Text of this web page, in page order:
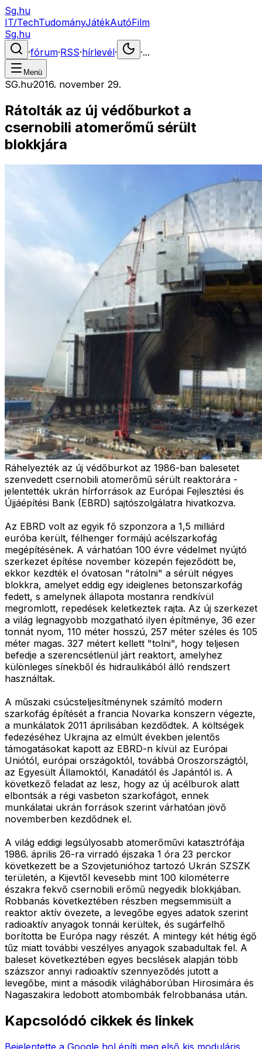
Sg.hu
IT/TechTudományJátékAutóFilm
Sg.hu
·fórum·RSS·hírlevél· ·...
Menü
SG.hu·2016. november 29.
Rátolták az új védőburkot a
csernobili atomerőmű sérült
blokkjára
Ráhelyezték az új védőburkot az 1986-ban balesetet
szenvedett csernobili atomerőmű sérült reaktorára -
jelentették ukrán hírforrások az Európai Fejlesztési és
Újjáépítési Bank (EBRD) sajtószolgálatra hivatkozva.
Az EBRD volt az egyik fő szponzora a 1,5 milliárd
euróba került, félhenger formájú acélszarkofág
megépítésének. A várhatóan 100 évre védelmet nyújtó
szerkezet építése november közepén fejeződött be,
ekkor kezdték el óvatosan "rátolni" a sérült négyes
blokkra, amelyet eddig egy ideiglenes betonszarkofág
fedett, s amelynek állapota mostanra rendkívül
megromlott, repedések keletkeztek rajta. Az új szerkezet
a világ legnagyobb mozgatható ilyen építménye, 36 ezer
tonnát nyom, 110 méter hosszú, 257 méter széles és 105
méter magas. 327 métert kellett "tolni", hogy teljesen
befedje a szerencsétlenül járt reaktort, amelyhez
különleges sínekből és hidraulikából álló rendszert
használtak.
A műszaki csúcsteljesítménynek számító modern
szarkofág építését a francia Novarka konszern végezte,
a munkálatok 2011 áprilisában kezdődtek. A költségek
fedezéséhez Ukrajna az elmúlt években jelentős
támogatásokat kapott az EBRD-n kívül az Európai
Uniótól, európai országoktól, továbbá Oroszországtól,
az Egyesült Államoktól, Kanadától és Japántól is. A
következő feladat az lesz, hogy az új acélburok alatt
elbontsák a régi vasbeton szarkofágot, ennek
munkálatai ukrán források szerint várhatóan jövő
novemberben kezdődnek el.
A világ eddigi legsúlyosabb atomerőművi katasztrófája
1986. április 26-ra virradó éjszaka 1 óra 23 perckor
következett be a Szovjetunióhoz tartozó Ukrán SZSZK
területén, a Kijevtől kevesebb mint 100 kilométerre
északra fekvő csernobili erőmű negyedik blokkjában.
Robbanás következtében részben megsemmisült a
reaktor aktív övezete, a levegőbe egyes adatok szerint
radioaktív anyagok tonnái kerültek, és sugárfelhő
borította be Európa nagy részét. A mintegy két hétig égő
tűz miatt további veszélyes anyagok szabadultak fel. A
baleset következtében egyes becslések alapján több
százszor annyi radioaktív szennyeződés jutott a
levegőbe, mint a második világháborúban Hirosimára és
Nagaszakira ledobott atombombák felrobbanása után.
Kapcsolódó cikkek és linkek
Bejelentette a Google hol építi meg első kis moduláris